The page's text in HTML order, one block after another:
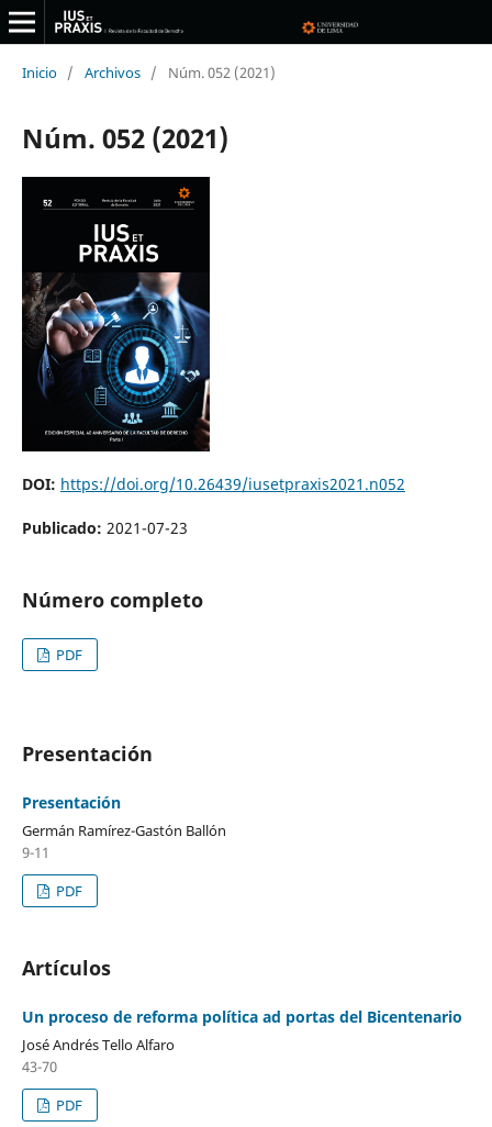
Inicio / Archivos / Núm. 052 (2021)
Núm. 052 (2021)
DOI: https://doi.org/10.26439/iusetpraxis2021.n052
Publicado: 2021-07-23
Número completo
PDF
Presentación
Presentación
Germán Ramírez-Gastón Ballón
9-11
PDF
Artículos
Un proceso de reforma política ad portas del Bicentenario
José Andrés Tello Alfaro
43-70
PDF